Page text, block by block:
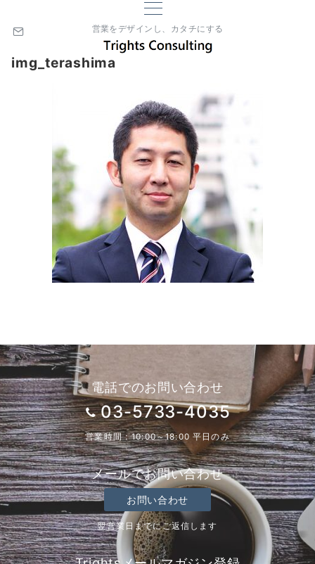
営業をデザインし、カタチにする
img_terashima
電話でのお問い合わせ
03-5733-4035
営業時間：10:00～18:00 平日のみ
メールでお問い合わせ
お問い合わせ
翌営業日までにご返信します